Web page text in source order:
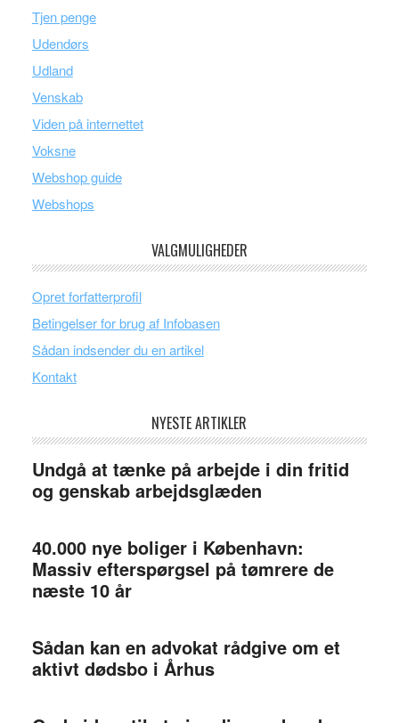
Tjen penge
Udendørs
Udland
Venskab
Viden på internettet
Voksne
Webshop guide
Webshops
VALGMULIGHEDER
Opret forfatterprofil
Betingelser for brug af Infobasen
Sådan indsender du en artikel
Kontakt
NYESTE ARTIKLER
Undgå at tænke på arbejde i din fritid
og genskab arbejdsglæden
40.000 nye boliger i København:
Massiv efterspørgsel på tømrere de
næste 10 år
Sådan kan en advokat rådgive om et
aktivt dødsbo i Århus